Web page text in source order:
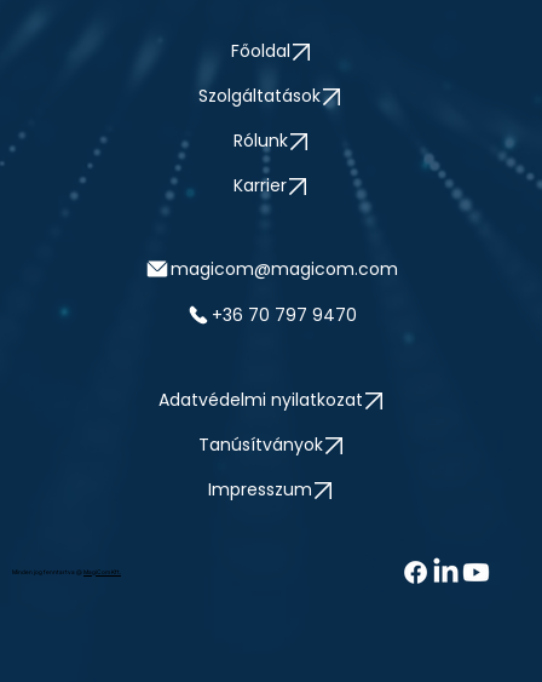
Főoldal
Szolgáltatások
Rólunk
Karrier
magicom@magicom.com
+36 70 797 9470
Adatvédelmi nyilatkozat
Tanúsítványok
Impresszum
Minden jog fenntartva @ MagiCom Kft.